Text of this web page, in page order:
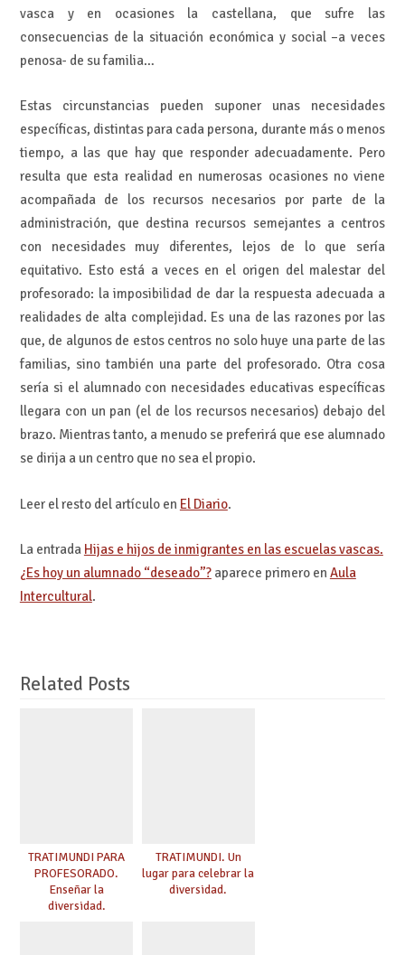
vasca y en ocasiones la castellana, que sufre las
consecuencias de la situación económica y social –a veces
penosa- de su familia…
Estas circunstancias pueden suponer unas necesidades
específicas, distintas para cada persona, durante más o menos
tiempo, a las que hay que responder adecuadamente. Pero
resulta que esta realidad en numerosas ocasiones no viene
acompañada de los recursos necesarios por parte de la
administración, que destina recursos semejantes a centros
con necesidades muy diferentes, lejos de lo que sería
equitativo. Esto está a veces en el origen del malestar del
profesorado: la imposibilidad de dar la respuesta adecuada a
realidades de alta complejidad. Es una de las razones por las
que, de algunos de estos centros no solo huye una parte de las
familias, sino también una parte del profesorado. Otra cosa
sería si el alumnado con necesidades educativas específicas
llegara con un pan (el de los recursos necesarios) debajo del
brazo. Mientras tanto, a menudo se preferirá que ese alumnado
se dirija a un centro que no sea el propio.
Leer el resto del artículo en El Diario.
La entrada Hijas e hijos de inmigrantes en las escuelas vascas.
¿Es hoy un alumnado “deseado”?aparece primero en Aula
Intercultural.
Related Posts
TRATIMUNDI PARA
PROFESORADO.
Enseñar la
diversidad.
TRATIMUNDI. Un
lugar para celebrar la
diversidad.